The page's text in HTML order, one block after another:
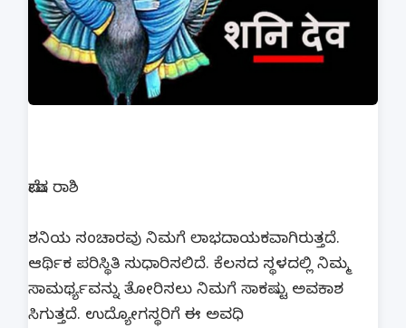
ಮೇಷ ರಾಶಿ
ಶನಿಯ ಸಂಚಾರವು ನಿಮಗೆ ಲಾಭದಾಯಕವಾಗಿರುತ್ತದೆ.
ಆರ್ಥಿಕ ಪರಿಸ್ಥಿತಿ ಸುಧಾರಿಸಲಿದೆ. ಕೆಲಸದ ಸ್ಥಳದಲ್ಲಿ ನಿಮ್ಮ
ಸಾಮರ್ಥ್ಯವನ್ನು ತೋರಿಸಲು ನಿಮಗೆ ಸಾಕಷ್ಟು ಅವಕಾಶ
ಸಿಗುತ್ತದೆ. ಉದ್ಯೋಗಸ್ಥರಿಗೆ ಈ ಅವಧಿ